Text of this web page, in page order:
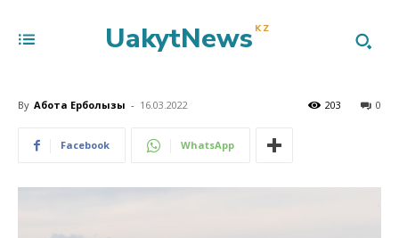
UakytNews KZ
By Ақбота Ерболқызы - 16.03.2022 0
203
Facebook WhatsApp